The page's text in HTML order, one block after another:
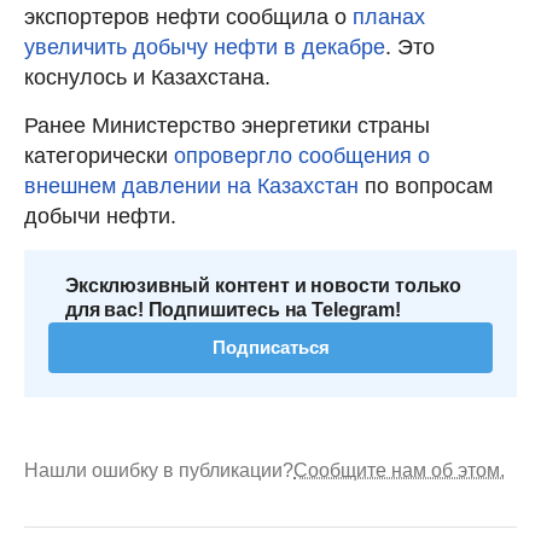
экспортеров нефти сообщила о планах
увеличить добычу нефти в декабре. Это
коснулось и Казахстана.
Ранее Министерство энергетики страны
категорически опровергло сообщения о
внешнем давлении на Казахстан по вопросам
добычи нефти.
Эксклюзивный контент и новости только
для вас! Подпишитесь на Telegram!
Подписаться
Нашли ошибку в публикации?Сообщите нам об этом.